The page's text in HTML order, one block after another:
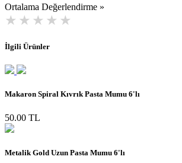
Ortalama Değerlendirme »
İlgili Ürünler
Makaron Spiral Kıvrık Pasta Mumu 6'lı
50.00 TL
Metalik Gold Uzun Pasta Mumu 6'lı